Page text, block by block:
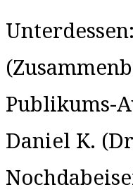
Publikums-
Daniel K.